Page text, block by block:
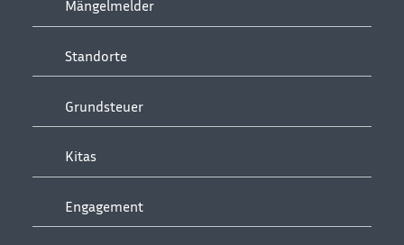
Mängelmelder
Standorte
Grundsteuer
Kitas
Engagement